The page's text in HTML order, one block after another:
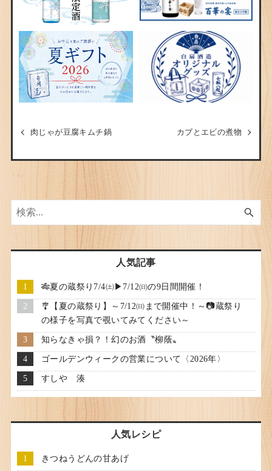
肉じゃが豆腐キムチ鍋 カブとエビの煮物
人気記事
🎋夏の蔵祭り7/4㈯▶7/12㈰の9日間開催！
🎐【夏の蔵祭り】～7/12㈰まで開催中！～📷蔵祭り
の様子を写真で覗いてみてください～
知らなきゃ損？！幻のお酒〝柳蔭〟
ゴールデンウィークの営業について〈2026年〉
すしや 湊
人気レシピ
きつねうどんの甘あげ